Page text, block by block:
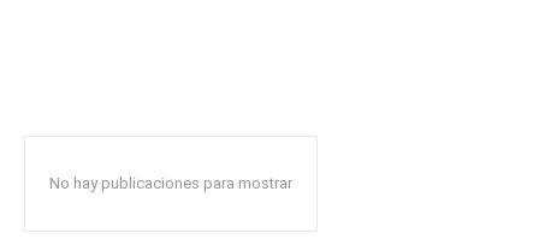
No hay publicaciones para mostrar